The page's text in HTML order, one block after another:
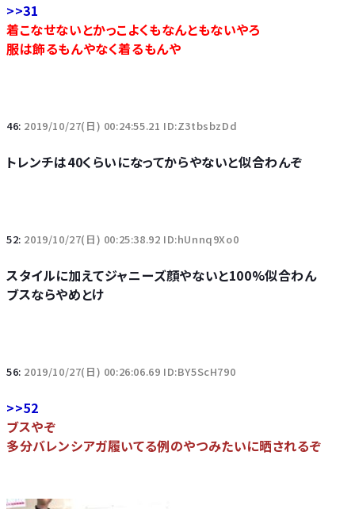
>>31
着こなせないとかっこよくもなんともないやろ
服は飾るもんやなく着るもんや
46: 2019/10/27(日) 00:24:55.21 ID:Z3tbsbzDd
トレンチは40くらいになってからやないと似合わんぞ
52: 2019/10/27(日) 00:25:38.92 ID:hUnnq9Xo0
スタイルに加えてジャニーズ顔やないと100%似合わん
ブスならやめとけ
56: 2019/10/27(日) 00:26:06.69 ID:BY5ScH790
>>52
ブスやぞ
多分バレンシアガ履いてる例のやつみたいに晒されるぞ